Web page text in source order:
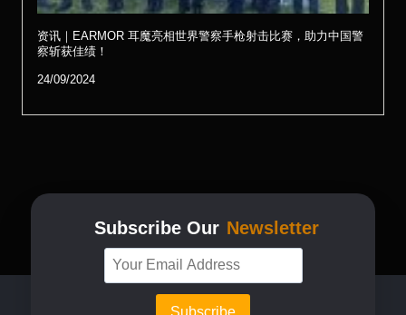
资讯｜EARMOR 耳魔亮相世界警察手枪射击比赛，助力中国警
察斩获佳绩！
24/09/2024
Subscribe Our Newsletter